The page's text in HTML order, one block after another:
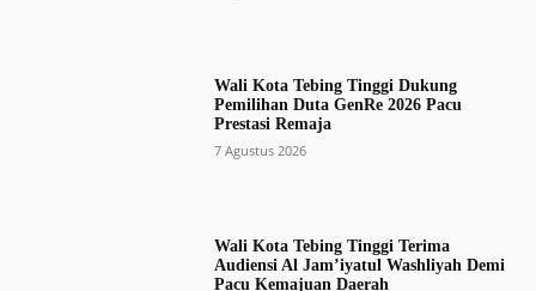
Wali Kota Tebing Tinggi Dukung
Pemilihan Duta GenRe 2026 Pacu
Prestasi Remaja
7 Agustus 2026
Wali Kota Tebing Tinggi Terima
Audiensi Al Jam’iyatul Washliyah Demi
Pacu Kemajuan Daerah